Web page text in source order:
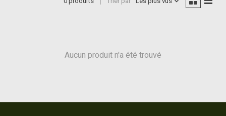
Aucun produit n'a été trouvé